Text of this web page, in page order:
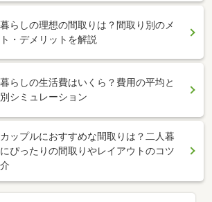
らしの理想の間取りは？間取り別のメ
・デメリットを解説
らしの生活費はいくら？費用の平均と
シミュレーション
ップルにおすすめな間取りは？二人暮
ぴったりの間取りやレイアウトのコツ